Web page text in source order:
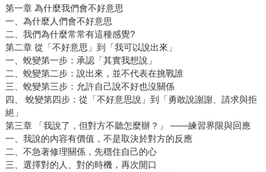
第一章 為什麼我們會不好意思
一、為什麼人們會不好意思
二、我們為什麼常常有這種感覺?
第二章 從「不好意思」到「我可以說出來」
一、蛻變第一步：承認「其實我想說」
二、蛻變第二步：說出來，並不代表在挑戰誰
三、蛻變第三步：允許自己說不好也沒關係
四、 蛻變第四步：從「不好意思說」到「勇敢說謝謝、請求與拒
絕」
第三章 「我說了，但對方不聽怎麼辦？」 ——練習界限與回應
一、我說的內容有價值，不是取決於對方的反應
二、不急著修理關係，先穩住自己的心
三、選擇對的人、對的時機，再次開口